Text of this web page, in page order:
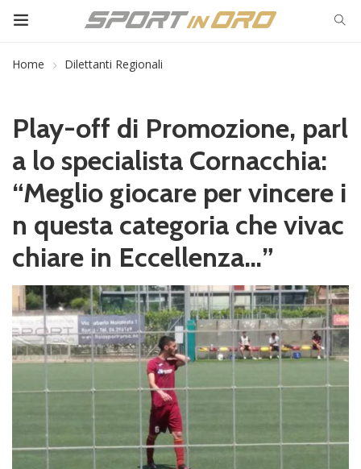
Home Dilettanti Regionali
Play-off di Promozione, parl
a lo specialista Cornacchia:
“Meglio giocare per vincere i
n questa categoria che vivac
chiare in Eccellenza…”